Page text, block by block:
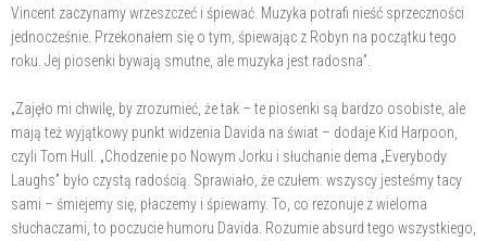
Vincent zaczynamy wrzeszczeć i śpiewać. Muzyka potrafi nieść sprzeczności
jednocześnie. Przekonałem się o tym, śpiewając z Robyn na początku tego
roku. Jej piosenki bywają smutne, ale muzyka jest radosna”.
„Zajęło mi chwilę, by zrozumieć, że tak – te piosenki są bardzo osobiste, ale
mają też wyjątkowy punkt widzenia Davida na świat – dodaje Kid Harpoon,
czyli Tom Hull. „Chodzenie po Nowym Jorku i słuchanie dema „Everybody
Laughs” było czystą radością. Sprawiało, że czułem: wszyscy jesteśmy tacy
sami – śmiejemy się, płaczemy i śpiewamy. To, co rezonuje z wieloma
słuchaczami, to poczucie humoru Davida. Rozumie absurd tego wszystkiego,